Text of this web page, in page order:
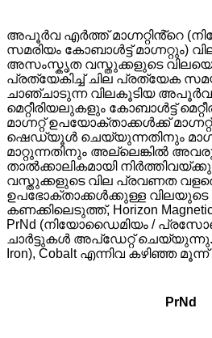
അപൂർവ എർത്ത് മാഗ്നറ്റിൻ്റെ
സമരിയം കോബാൾട്ട് മാഗ്നറ്റും)
അസംസ്കൃത വസ്തുക്കളുടെ വിലയെ
പ്രത്യേകിച്ച് ചില പ്രത്യേക
ചാഞ്ചാടുന്ന വിലകൂടിയ
മെറ്റീരിയലുകളും കോബാൾട്ട്
മാഗ്നറ്റ് ഉപയോക്താക്കൾക്ക്
ഷെഡ്യൂൾ ചെയ്യുന്നതിനും
മാറ്റുന്നതിനും അല്ലെങ്കിൽ
താൽക്കാലികമായി
വസ്തുക്കളുടെ വില പ്രവണത
ഉപഭോക്താക്കൾക്കുള്ള വിലയുടെ
കണക്കിലെടുത്ത്, Horizon
PrNd (നിയോഡൈമിയം /
ചാർട്ടുകൾ അപ്ഡേറ്റ് ചെയ്യുന്നു. ),
Iron), Cobalt എന്നിവ കഴിഞ്ഞ
PrNd